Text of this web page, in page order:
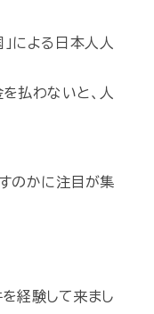
による日本人人
払わないと、人
のかに注目が集
経験して来まし